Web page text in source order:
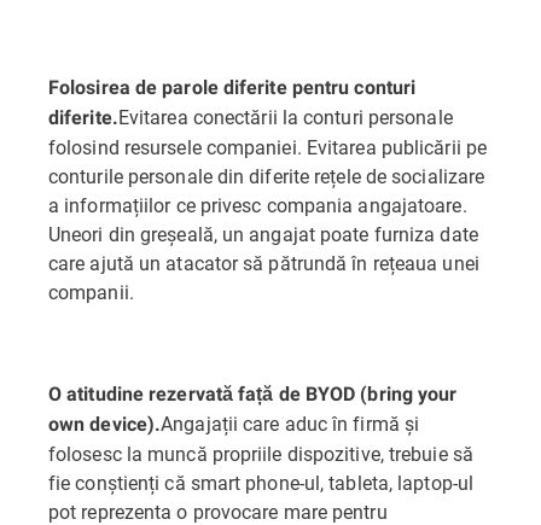
Folosirea de parole diferite pentru conturi
diferite.Evitarea conectării la conturi personale
folosind resursele companiei. Evitarea publicării pe
conturile personale din diferite rețele de socializare
a informațiilor ce privesc compania angajatoare.
Uneori din greșeală, un angajat poate furniza date
care ajută un atacator să pătrundă în rețeaua unei
companii.
O atitudine rezervată față de BYOD (bring your
own device).Angajații care aduc în firmă și
folosesc la muncă propriile dispozitive, trebuie să
fie conștienți că smart phone-ul, tableta, laptop-ul
pot reprezenta o provocare mare pentru